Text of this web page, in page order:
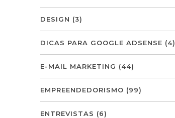
DESIGN (3)
DICAS PARA GOOGLE ADSENSE (4)
E-MAIL MARKETING (44)
EMPREENDEDORISMO (99)
ENTREVISTAS (6)